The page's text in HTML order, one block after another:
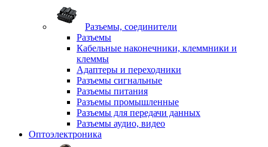
Разъемы, соединители
Разъемы
Кабельные наконечники, клеммники и
клеммы
Адаптеры и переходники
Разъемы сигнальные
Разъемы питания
Разъемы промышленные
Разъемы для передачи данных
Разъемы аудио, видео
Оптоэлектроника